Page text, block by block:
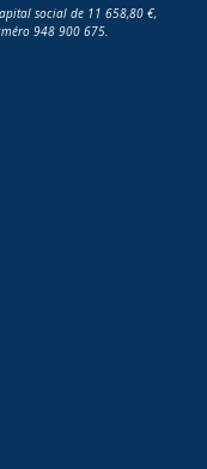
social de 11 658,80 €,
948 900 675.